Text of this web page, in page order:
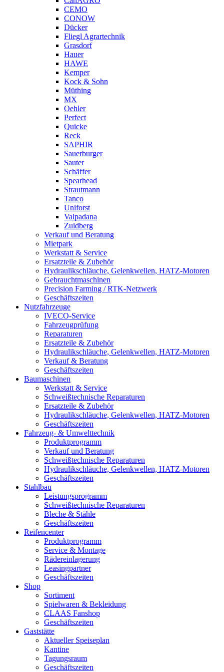
CEMO
CONOW
Dücker
Fliegl Agrartechnik
Grasdorf
Hauer
HAWE
Kemper
Kock & Sohn
Müthing
MX
Oehler
Perfect
Quicke
Reck
SAPHIR
Sauerburger
Sauter
Schäffer
Spearhead
Strautmann
Tanco
Uniforst
Valpadana
Zuidberg
Verkauf und Beratung
Mietpark
Werkstatt & Service
Ersatzteile & Zubehör
Hydraulikschläuche, Gelenkwellen, HATZ-Motoren
Gebrauchtmaschinen
Precision Farming / RTK-Netzwerk
Geschäftszeiten
Nutzfahrzeuge
IVECO-Service
Fahrzeugprüfung
Reparaturen
Ersatzteile & Zubehör
Hydraulikschläuche, Gelenkwellen, HATZ-Motoren
Verkauf & Beratung
Geschäftszeiten
Baumaschinen
Werkstatt & Service
Schweißtechnische Reparaturen
Ersatzteile & Zubehör
Hydraulikschläuche, Gelenkwellen, HATZ-Motoren
Geschäftszeiten
Fahrzeug- & Umwelttechnik
Produktprogramm
Verkauf und Beratung
Schweißtechnische Reparaturen
Hydraulikschläuche, Gelenkwellen, HATZ-Motoren
Geschäftszeiten
Stahlbau
Leistungsprogramm
Schweißtechnische Reparaturen
Bleche & Stähle
Geschäftszeiten
Reifencenter
Produktprogramm
Service & Montage
Rädereinlagerung
Leasingpartner
Geschäftszeiten
Shop
Sortiment
Spielwaren & Bekleidung
CLAAS Fanshop
Geschäftszeiten
Gaststätte
Aktueller Speiseplan
Kantine
Tagungsraum
Geschäftszeiten